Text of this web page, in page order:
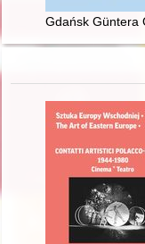
Gdańsk Güntera